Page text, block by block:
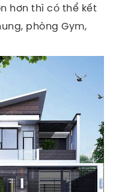
hơn thì có thể kết
phòng Gym,